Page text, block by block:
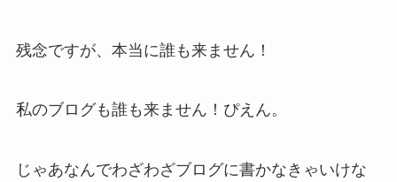
残念ですが、本当に誰も来ません！
私のブログも誰も来ません！ぴえん。
じゃあなんでわざわざブログに書かなきゃいけな